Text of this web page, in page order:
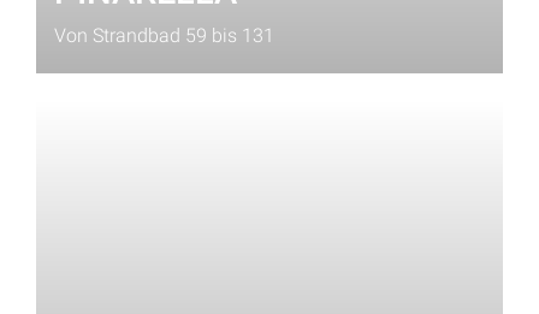
Von Strandbad 59 bis 131